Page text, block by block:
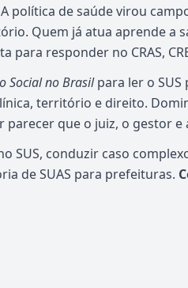
política de saúde virou
Quem já atua aprende a
responder no CRAS,
Social no Brasilpara ler o SUS
território e direito.
que o juiz, o gestor e
SUS, conduzir caso
de SUAS para prefeituras.